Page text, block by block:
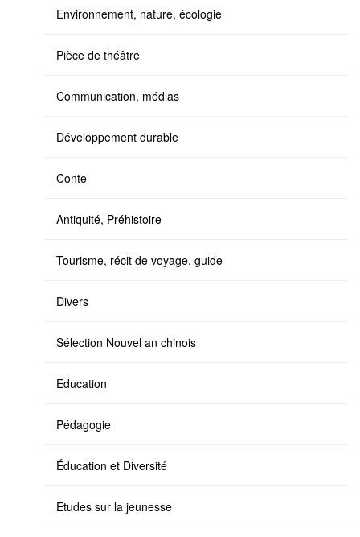
Environnement, nature, écologie
Pièce de théâtre
Communication, médias
Développement durable
Conte
Antiquité, Préhistoire
Tourisme, récit de voyage, guide
Divers
Sélection Nouvel an chinois
Education
Pédagogie
Éducation et Diversité
Etudes sur la jeunesse